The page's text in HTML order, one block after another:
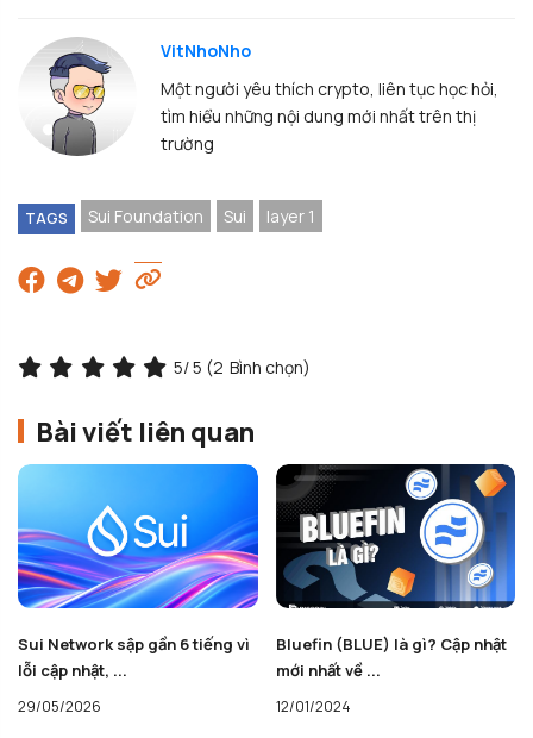
VitNhoNho
Một người yêu thích crypto, liên tục học hỏi,
tìm hiểu những nội dung mới nhất trên thị
trường
TAGS Sui Foundation Sui layer 1
5/ 5 (2 Bình chọn)
Bài viết liên quan
Sui Network sập gần 6 tiếng vì
lỗi cập nhật, ...
29/05/2026
Bluefin (BLUE) là gì? Cập nhật
mới nhất về ...
12/01/2024